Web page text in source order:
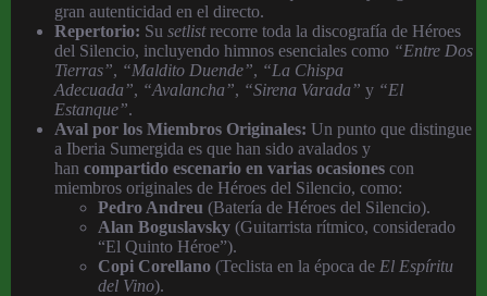
gran autenticidad en el directo.
Repertorio: Su setlistrecorre toda la discografía de Héroes
del Silencio, incluyendo himnos esenciales como “Entre Dos
Tierras”, “Maldito Duende”, “La Chispa
Adecuada”, “Avalancha”, “Sirena Varada” y “El
Estanque”.
Aval por los Miembros Originales: Un punto que distingue
a Iberia Sumergida es que han sido avalados y
han compartido escenario en varias ocasiones con
miembros originales de Héroes del Silencio, como:
Pedro Andreu (Batería de Héroes del Silencio).
Alan Boguslavsky (Guitarrista rítmico, considerado
“El Quinto Héroe”).
Copi Corellano (Teclista en la época de El Espíritu
del Vino).